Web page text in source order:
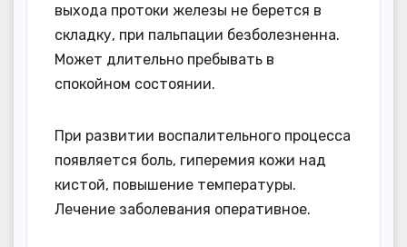
выхода протоки железы не берется в
складку, при пальпации безболезненна.
Может длительно пребывать в
спокойном состоянии.
При развитии воспалительного процесса
появляется боль, гиперемия кожи над
кистой, повышение температуры.
Лечение заболевания оперативное.